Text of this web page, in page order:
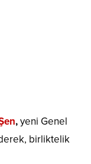
,yeni Genel
birliktelik